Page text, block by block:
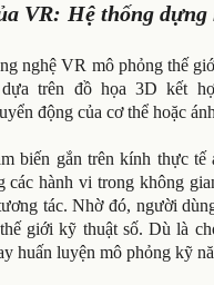
VR: Hệ thống
nghệ VR mô phỏng thế
trên đồ họa 3D kết
động của cơ thể hoặc
biến gắn trên kính thực tế
các hành vi trong không
tác. Nhờ đó, người
giới kỹ thuật số. Dù là
huấn luyện mô phỏng kỹ